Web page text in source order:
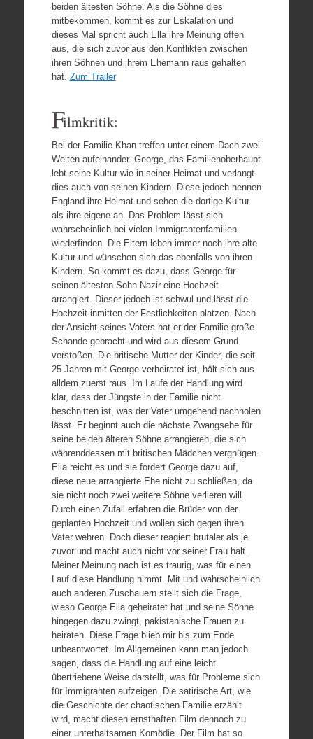
beiden ältesten Söhne. Als die Söhne dies
mitbekommen, kommt es zur Eskalation und
dieses Mal spricht auch Ella ihre Meinung offen
aus, die sich zuvor aus den Konflikten zwischen
ihren Söhnen und ihrem Ehemann raus gehalten
hat. Zum Trailer
Filmkritik:
Bei der Familie Khan treffen unter einem Dach zwei
Welten aufeinander. George, das Familienoberhaupt
lebt seine Kultur wie in seiner Heimat und verlangt
dies auch von seinen Kindern. Diese jedoch nennen
England ihre Heimat und sehen die dortige Kultur
als ihre eigene an. Das Problem lässt sich
wahrscheinlich bei vielen Immigrantenfamilien
wiederfinden. Die Eltern leben immer noch ihre alte
Kultur und wünschen sich das ebenfalls von ihren
Kindern. So kommt es dazu, dass George für
seinen ältesten Sohn Nazir eine Hochzeit
arrangiert. Dieser jedoch ist schwul und lässt die
Hochzeit inmitten der Festlichkeiten platzen. Nach
der Ansicht seines Vaters hat er der Familie große
Schande gebracht und wird aus diesem Grund
verstoßen. Die britische Mutter der Kinder, die seit
25 Jahren mit George verheiratet ist, hält sich aus
alldem zuerst raus. Im Laufe der Handlung wird
klar, dass der Jüngste in der Familie nicht
beschnitten ist, was der Vater umgehend nachholen
lässt. Er beginnt auch die nächste Zwangsehe für
seine beiden älteren Söhne arrangieren, die sich
währenddessen mit britischen Mädchen vergnügen.
Ella reicht es und sie fordert George dazu auf,
diese neue arrangierte Ehe nicht zu schließen, da
sie nicht noch zwei weitere Söhne verlieren will.
Durch einen Zufall erfahren die Brüder von der
geplanten Hochzeit und wollen sich gegen ihren
Vater wehren. Doch dieser reagiert brutaler als je
zuvor und macht auch nicht vor seiner Frau halt.
Meiner Meinung nach ist es traurig, was für einen
Lauf diese Handlung nimmt. Mit und wahrscheinlich
auch anderen Zuschauern stellt sich die Frage,
wieso George Ella geheiratet hat und seine Söhne
hingegen dazu zwingt, pakistanische Frauen zu
heiraten. Diese Frage blieb mir bis zum Ende
unbeantwortet. Im Allgemeinen kann man jedoch
sagen, dass die Handlung auf eine leicht
übertriebene Weise darstellt, was für Probleme sich
für Immigranten aufzeigen. Die satirische Art, wie
die Geschichte der chaotischen Familie erzählt
wird, macht diesen ernsthaften Film dennoch zu
einer unterhaltsamen Komödie. Der Film hat so